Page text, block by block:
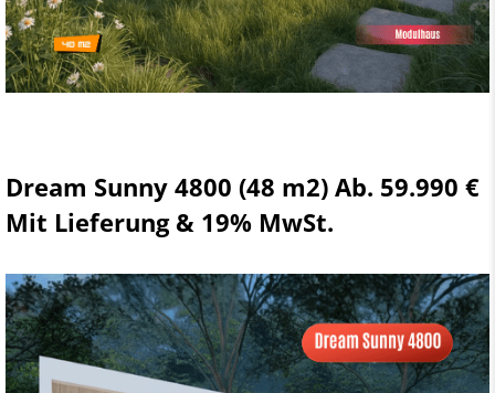
Dream Sunny 4800 (48 m2) Ab. 59.990 €
Mit Lieferung & 19% MwSt.